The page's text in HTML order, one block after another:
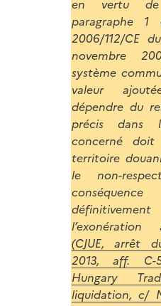
en vertu de
paragraphe
2006/112/CE
novembre
système
valeur
dépendre du
précis dans
concerné
territoire
le non-
l’exonération
(CJUE, arrêt
2013, aff. C-
Hungary
liquidation, c/